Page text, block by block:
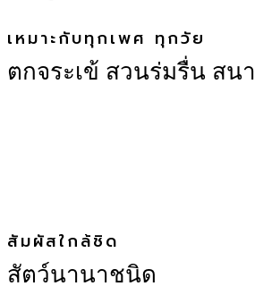
เหมาะกับทุกเพศ ทุกวัย
ตกจระเข้ สวนร่มรื่น สน
สัมผัสใกล้ชิด
สัตว์นานาชนิด